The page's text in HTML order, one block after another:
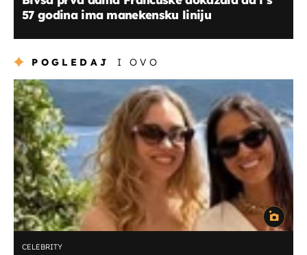
57 godina ima manekensku liniju
POGLEDAJ I OVO
CELEBRITY